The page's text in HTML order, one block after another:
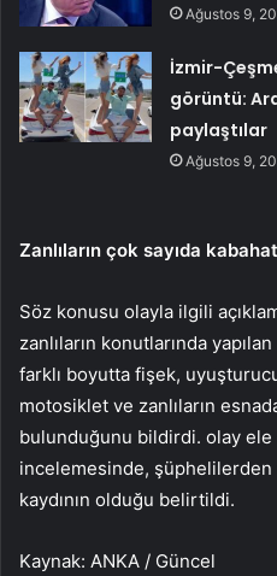
Ağustos 9,
İzmir-
görüntü:
paylaştılar
Ağustos 9,
Zanlıların çok sayıda
Söz konusu olayla ilgili
zanlıların konutlarında
farklı boyutta fişek,
motosiklet ve zanlıların
bulunduğunu bildirdi. olay
incelemesinde, şüphelilerden
kaydının olduğu belirtildi.
Kaynak: ANKA / Güncel